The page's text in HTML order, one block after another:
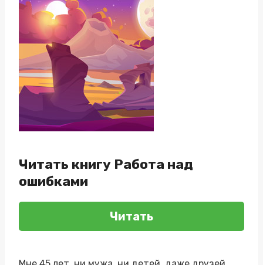
Читать книгу Работа над
ошибками
Читать